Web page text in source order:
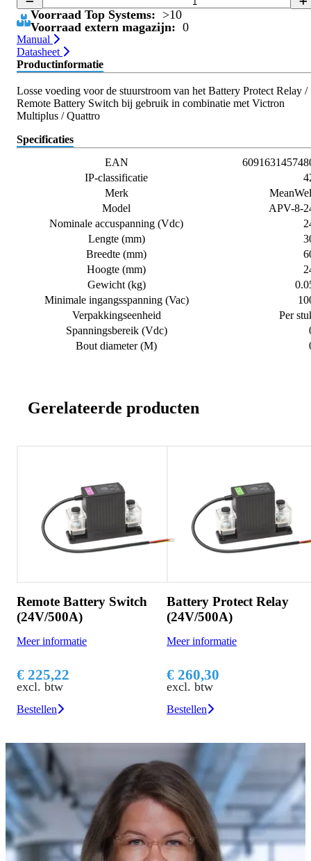
Voorraad Top Systems: >10
Voorraad extern magazijn: 0
Manual
Datasheet
Productinformatie
Losse voeding voor de stuurstroom van het Battery Protect Relay /
Remote Battery Switch bij gebruik in combinatie met Victron
Multiplus / Quattro
Specificaties
EAN
IP-classificatie
Merk
Model
APV-8-
Nominale accuspanning (Vdc)
Lengte (mm)
Breedte (mm)
Hoogte (mm)
Gewicht (kg)
Minimale ingangsspanning (Vac)
Verpakkingseenheid
Per
Spanningsbereik (Vdc)
Bout diameter (M)
Gerelateerde producten
Remote Battery Switch
(24V/500A)
Meer informatie
€ 225,22
excl. btw
Bestellen
Battery Protect Relay
(24V/500A)
Meer informatie
€ 260,30
excl. btw
Bestellen